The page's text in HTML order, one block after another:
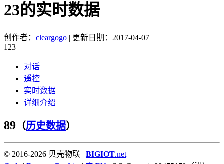
23的实时数据
创作者： cleargogo | 更新日期：2017-04-07
123
对话
遥控
实时数据
详细介绍
89 （历史数据）
© 2016-2026 贝壳物联 | BIGIOT.net